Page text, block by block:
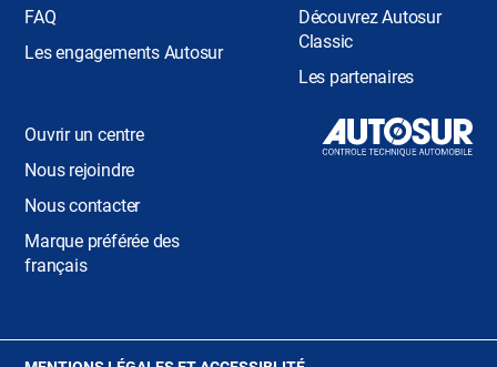
FAQ
Les engagements Autosur
Découvrez Autosur
Classic
Les partenaires
Ouvrir un centre
Nous rejoindre
Nous contacter
Marque préférée des
français